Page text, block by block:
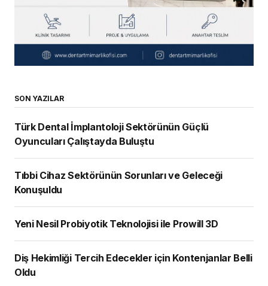
SON YAZILAR
Türk Dental İmplantoloji Sektörünün Güçlü
Oyuncuları Çalıştayda Buluştu
Tıbbi Cihaz Sektörünün Sorunları ve Geleceği
Konuşuldu
Yeni Nesil Probiyotik Teknolojisi ile Prowill 3D
Diş Hekimliği Tercih Edecekler için Kontenjanlar Belli
Oldu